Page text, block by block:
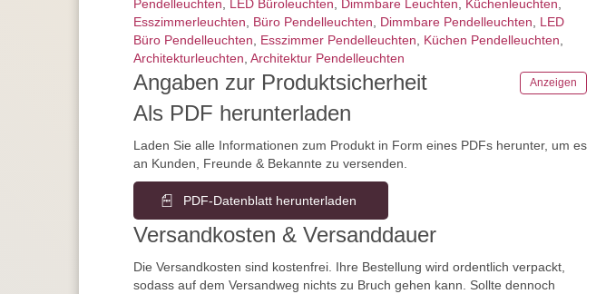
Pendelleuchten, LED Büroleuchten, Dimmbare Leuchten, Küchenleuchten,
Esszimmer­­leuchten, Büro Pendelleuchten, Dimmbare Pendelleuchten, LED
Büro Pendelleuchten, Esszimmer Pendelleuchten, Küchen Pendelleuchten,
Architektur­leuchten, Architektur Pendelleuchten
Angaben zur Produktsicherheit Anzeigen
Als PDF herunterladen
Laden Sie alle Informationen zum Produkt in Form eines PDFs herunter, um es
an Kunden, Freunde & Bekannte zu versenden.
PDF-Datenblatt herunterladen
Versandkosten & Versanddauer
Die Versandkosten sind kostenfrei. Ihre Bestellung wird ordentlich verpackt,
sodass auf dem Versandweg nichts zu Bruch gehen kann. Sollte dennoch